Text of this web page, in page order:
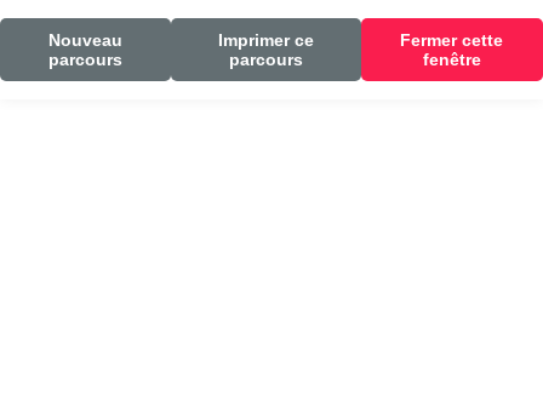
Nouveau
parcours
Imprimer ce
parcours
Fermer cette
fenêtre